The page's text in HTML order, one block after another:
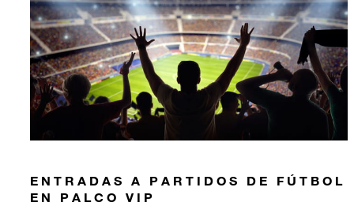
ENTRADAS A PARTIDOS DE FÚTBOL
EN PALCO VIP